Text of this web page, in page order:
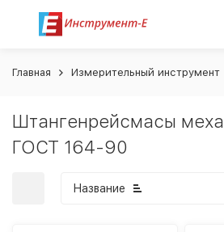
Главная Измерительный инструмент
Штангенрейсмасы
ГОСТ 164-90
Название